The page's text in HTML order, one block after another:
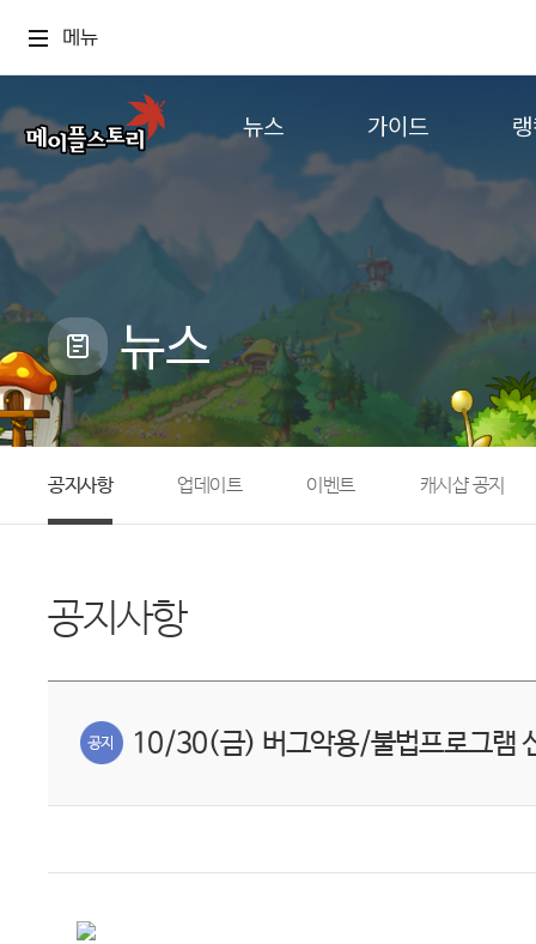
메뉴
뉴스
공지사항
업데이트
캐시샵 공지
메이플 알림판
with maple
가이드
게임정보
직업소개
확률형 아이템
NEXON NOW
뉴스
공지사항 업데이트 이벤트 캐시샵 공지
공지사항
10/30(금) 버그악용/불법프로그램